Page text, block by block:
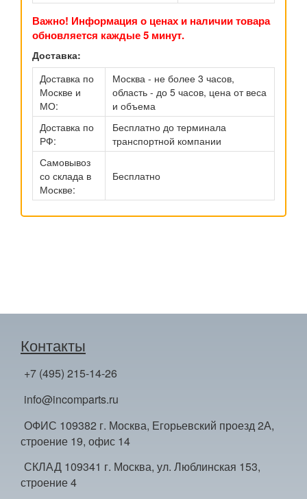
Важно! Информация о ценах и наличии товара
обновляется каждые 5 минут.
Доставка:
Доставка по
Москве и
МО:
Москва - не более 3 часов,
область - до 5 часов, цена от веса
и объема
Доставка по
РФ:
Бесплатно до терминала
транспортной компании
Самовывоз
со склада в
Москве:
Бесплатно
Контакты
+7 (495) 215-14-26
info@incomparts.ru
ОФИС 109382 г. Москва, Егорьевский проезд 2А,
строение 19, офис 14
СКЛАД 109341 г. Москва, ул. Люблинская 153,
строение 4